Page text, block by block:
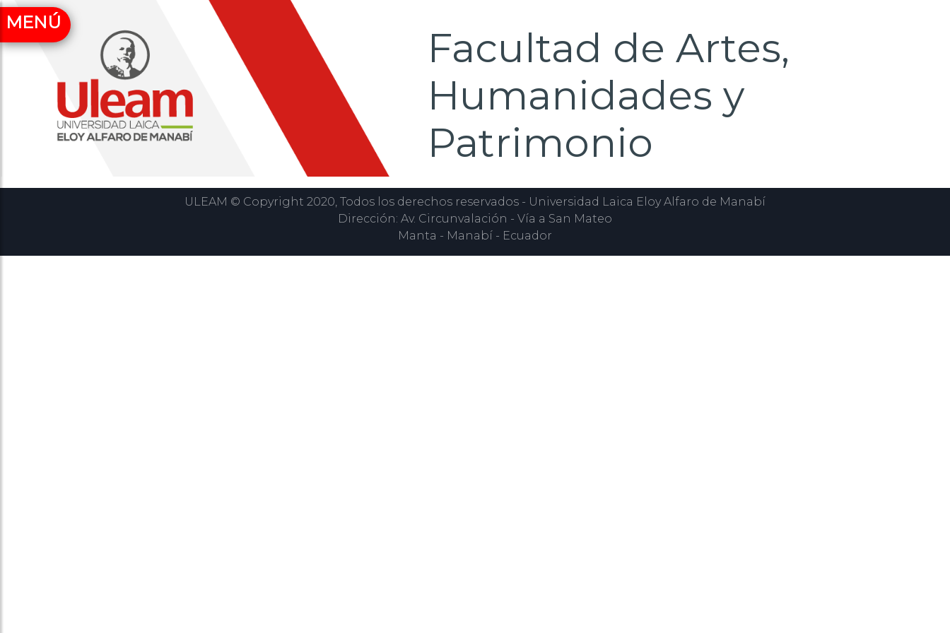
Facultad de Artes,
Humanidades y
Patrimonio
MENÚ
ULEAM © Copyright 2020, Todos los derechos reservados - Universidad Laica Eloy Alfaro de Manabí
Dirección: Av. Circunvalación - Vía a San Mateo
Manta - Manabí - Ecuador